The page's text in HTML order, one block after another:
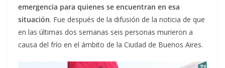
emergencia para quienes se encuentran en esa
situación. Fue después de la difusión de la noticia de que
en las últimas dos semanas seis personas murieron a
causa del frío en el ámbito de la Ciudad de Buenos Aires.